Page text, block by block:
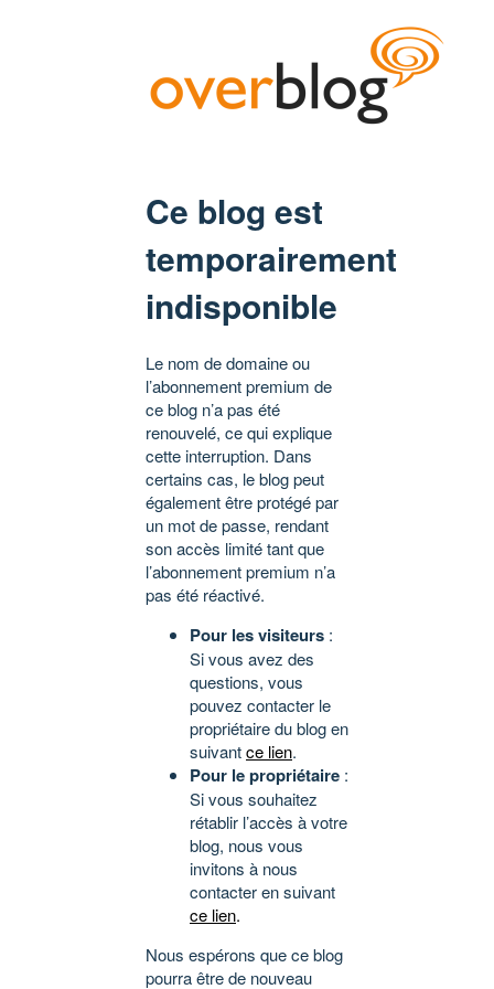
Ce blog est
temporairement
indisponible
Le nom de domaine ou
l’abonnement premium de
ce blog n’a pas été
renouvelé, ce qui explique
cette interruption. Dans
certains cas, le blog peut
également être protégé par
un mot de passe, rendant
son accès limité tant que
l’abonnement premium n’a
pas été réactivé.
Pour les visiteurs :
Si vous avez des
questions, vous
pouvez contacter le
propriétaire du blog en
suivantce lien.
Pour le propriétaire :
Si vous souhaitez
rétablir l’accès à votre
blog, nous vous
invitons à nous
contacter en suivant
ce lien.
Nous espérons que ce blog
pourra être de nouveau